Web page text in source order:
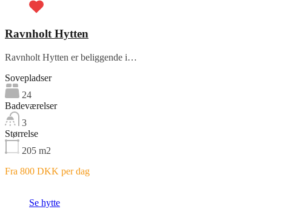
Ravnholt Hytten
Ravnholt Hytten er beliggende i…
Sovepladser
24
Badeværelser
3
Størrelse
205 m2
Fra 800 DKK per dag
Se hytte